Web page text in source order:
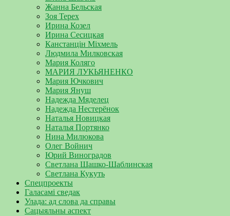
Жанна Бельская
Зоя Терех
Ирина Козел
Ирина Сесицкая
Канстанцін Міхмель
Людмила Милковская
Мария Коляго
МАРИЯ ЛУКЬЯНЕНКО
Мария Ючкович
Мария Януш
Надежда Мяделец
Надежда Нестерёнок
Наталья Новицкая
Наталья Портянко
Нина Милюкова
Олег Войнич
Юрий Виноградов
Светлана Шашко-Шаблинская
Светлана Кукуть
Спецпроекты
Галасамі сведак
Улада: ад слова да справы
Сацыяльны аспект